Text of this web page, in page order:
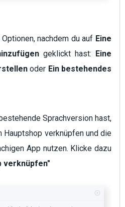
nachdem du auf Eine
geklickt hast:
Eine
oder Ein bestehendes
Sprachversion hast,
Hauptshop verknüpfen und die
App nutzen. Klicke dazu
verknüpfen"